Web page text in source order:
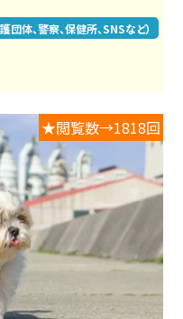
体、警察、保健所、SNSなど）
★閲覧数→1818回